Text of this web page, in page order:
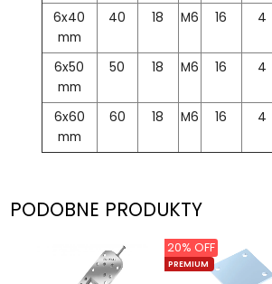
6x40
mm
40 18 M6 16 4
6x50
mm
50 18 M6 16 4
6x60
mm
60 18 M6 16 4
PODOBNE PRODUKTY
PREMIUM
20% OFF